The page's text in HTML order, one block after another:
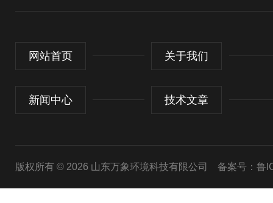
网站首页 关于我们
新闻中心 技术文章
版权所有 © 2026 山东万象环境科技有限公司 备案号：鲁